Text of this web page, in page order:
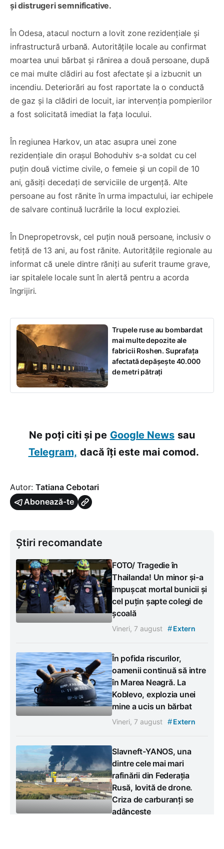
și distrugeri semnificative.
În Odesa, atacul nocturn a lovit zone rezidențiale și
infrastructură urbană. Autoritățile locale au confirmat
moartea unui bărbat și rănirea a două persoane, după
ce mai multe clădiri au fost afectate și a izbucnit un
incendiu. Deteriorări au fost raportate la o conductă
de gaz și la clădiri de locuit, iar intervenția pompierilor
a fost solicitată imediat la fața locului.
În regiunea Harkov, un atac asupra unei zone
rezidențiale din orașul Bohoduhiv s‑a soldat cu cel
puțin două victime civile, o femeie și un copil de 10
ani, găsiți decedați de serviciile de urgență. Alte
persoane au fost rănite în urma impactului, iar echipele
de salvare continuă lucrările la locul exploziei.
În Dnepropetrovsk, cel puțin nouă persoane, inclusiv o
fetiță de 13 ani, au fost rănite. Autoritățile regionale au
informat că unele dintre răniți au suferit traume grave,
iar spitalele locale sunt în alertă pentru a acorda
îngrijiri.
Trupele ruse au bombardat
mai multe depozite ale
fabricii Roshen. Suprafața
afectată depășește 40.000
de metri pătrați
Ne poți citi și pe Google News sau
Telegram, dacă îți este mai comod.
Autor: Tatiana Cebotari
Abonează-te
Știri recomandate
FOTO/ Tragedie în
Thailanda! Un minor și-a
împușcat mortal bunicii și
cel puțin șapte colegi de
școală
Vineri, 7 august #Extern
În pofida riscurilor,
oamenii continuă să intre
în Marea Neagră. La
Koblevo, explozia unei
mine a ucis un bărbat
Vineri, 7 august #Extern
Slavneft-YANOS, una
dintre cele mai mari
rafinării din Federația
Rusă, lovită de drone.
Criza de carburanți se
adâncește